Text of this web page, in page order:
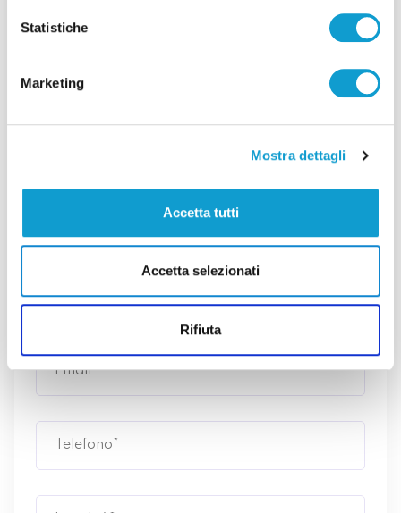
Statistiche
Marketing
Mostra dettagli
Accetta tutti
Accetta selezionati
Rifiuta